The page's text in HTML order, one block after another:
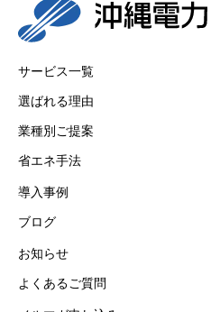
サービス一覧
選ばれる理由
業種別ご提案
省エネ手法
導入事例
ブログ
お知らせ
よくあるご質問